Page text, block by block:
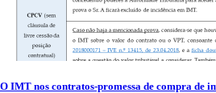
O IMT nos contratos-promessa de compra de